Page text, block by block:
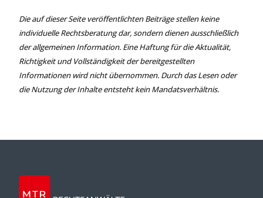
Die auf dieser Seite veröffentlichten Beiträge stellen keine
individuelle Rechtsberatung dar, sondern dienen ausschließlich
der allgemeinen Information. Eine Haftung für die Aktualität,
Richtigkeit und Vollständigkeit der bereitgestellten
Informationen wird nicht übernommen. Durch das Lesen oder
die Nutzung der Inhalte entsteht kein Mandatsverhältnis.